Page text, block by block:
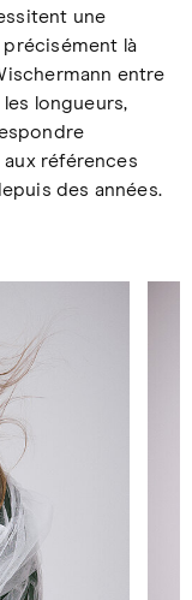
une
là
entre
longueurs,
références
des années.